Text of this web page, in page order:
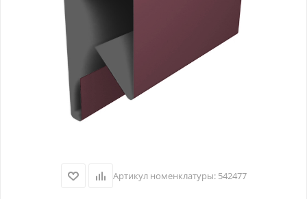
Артикул номенклатуры: 542477